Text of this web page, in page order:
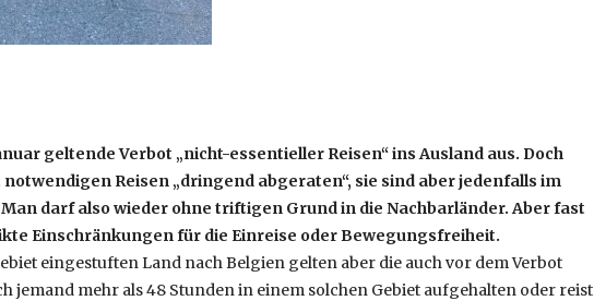
geltende Verbot „nicht-essentieller Reisen“ ins Ausland aus. Doch
notwendigen Reisen „dringend abgeraten“, sie sind aber jedenfalls im
Man darf also wieder ohne triftigen Grund in die Nachbarländer. Aber fast
Einschränkungen für die Einreise oder Bewegungsfreiheit.
eingestuften Land nach Belgien gelten aber die auch vor dem Verbot
jemand mehr als 48 Stunden in einem solchen Gebiet aufgehalten oder reist